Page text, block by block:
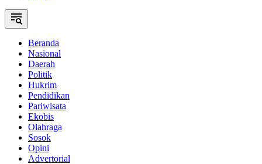
Beranda
Nasional
Daerah
Politik
Hukrim
Pendidikan
Pariwisata
Ekobis
Olahraga
Sosok
Opini
Advertorial